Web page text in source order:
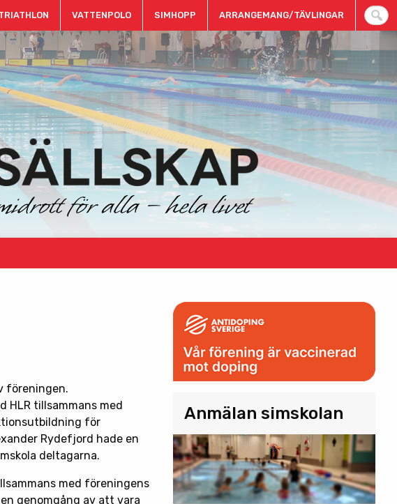
VATTENPOLO SIMHOPP ARRANGEMANG/TÄVLINGAR
föreningen.
HLR tillsammans med
för
Rydefjord hade en
deltagarna.
med föreningens
genomgång av att vara
Anmälan simskolan